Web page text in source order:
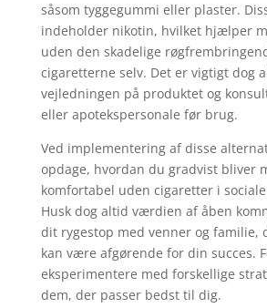
såsom tyggegummi eller plaster.
indeholder nikotin, hvilket hjælper
uden den skadelige
cigaretterne selv. Det er vigtigt dog
vejledningen på produktet og
eller apotekspersonale før brug.
Ved implementering af disse
opdage, hvordan du gradvist bliver
komfortabel uden cigaretter i
Husk dog altid værdien af åben
dit rygestop med venner og familie,
kan være afgørende for din succes.
eksperimentere med forskellige
dem, der passer bedst til dig.